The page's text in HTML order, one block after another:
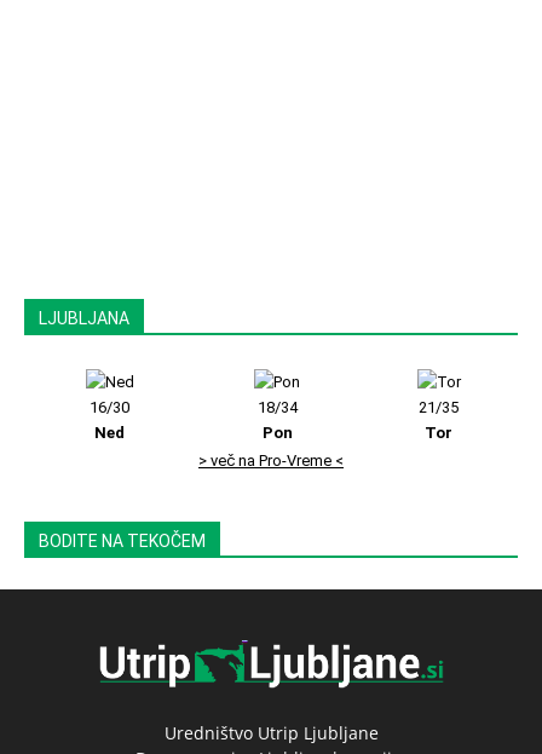
LJUBLJANA
16/30
Ned
18/34
Pon
21/35
Tor
> več na Pro-Vreme <
BODITE NA TEKOČEM
Uredništvo Utrip Ljubljane